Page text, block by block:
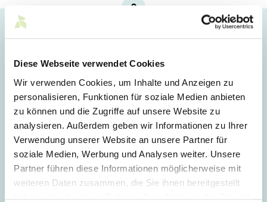
Diese Webseite verwendet Cookies
Wir verwenden Cookies, um Inhalte und Anzeigen zu
personalisieren, Funktionen für soziale Medien anbieten
zu können und die Zugriffe auf unsere Website zu
analysieren. Außerdem geben wir Informationen zu Ihrer
Verwendung unserer Website an unsere Partner für
soziale Medien, Werbung und Analysen weiter. Unsere
Partner führen diese Informationen möglicherweise mit
weiteren Daten zusammen, die Sie ihnen bereitgestellt
Login
E-Mail